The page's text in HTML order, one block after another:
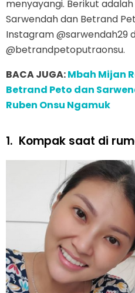
menyayangi. Berikut
Sarwendah dan Betrand
Instagram @sarwendah29
@betrandpetoputraonsu.
BACA JUGA:Mbah Mijan
Betrand Peto dan
Ruben Onsu Ngamuk
1. Kompak saat di